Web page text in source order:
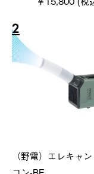
2
（野電）エレキャ